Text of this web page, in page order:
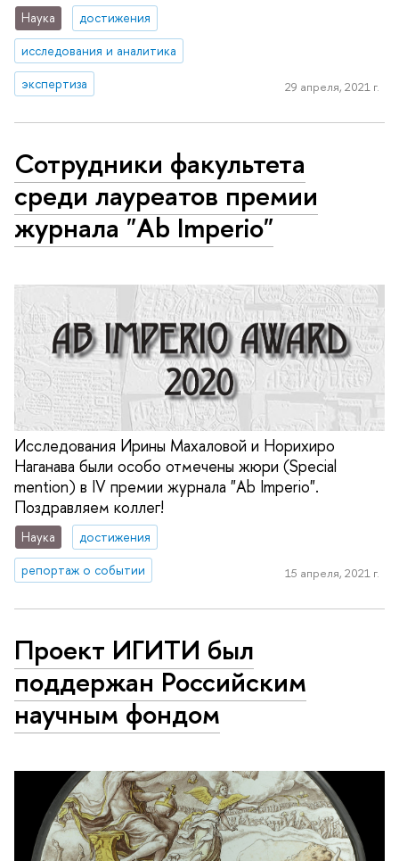
Наука
достижения
исследования и аналитика
экспертиза
29 апреля, 2021 г.
Сотрудники факультета
среди лауреатов премии
журнала "Ab Imperio"
Исследования Ирины Махаловой и Норихиро
Наганава были особо отмечены жюри (Special
mention) в IV премии журнала "Ab Imperio".
Поздравляем коллег!
Наука
достижения
репортаж о событии
15 апреля, 2021 г.
Проект ИГИТИ был
поддержан Российским
научным фондом